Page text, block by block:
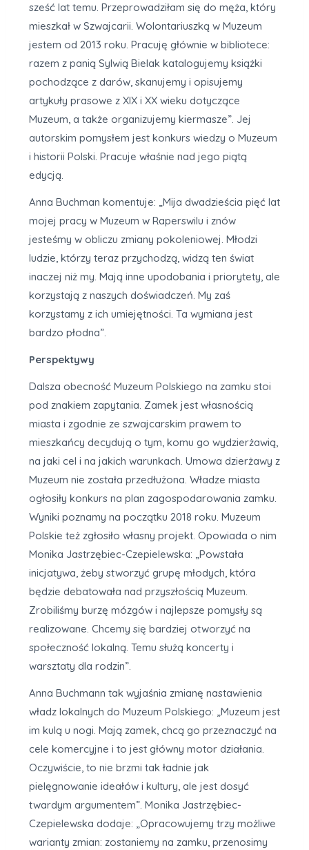
sześć lat temu. Przeprowadziłam się do męża, który
mieszkał w Szwajcarii. Wolontariuszką w Muzeum
jestem od 2013 roku. Pracuję głównie w bibliotece:
razem z panią Sylwią Bielak katalogujemy książki
pochodzące z darów, skanujemy i opisujemy
artykuły prasowe z XIX i XX wieku dotyczące
Muzeum, a także organizujemy kiermasze”. Jej
autorskim pomysłem jest konkurs wiedzy o Muzeum
i historii Polski. Pracuje właśnie nad jego piątą
edycją.
Anna Buchman komentuje: „Mija dwadzieścia pięć lat
mojej pracy w Muzeum w Raperswilu i znów
jesteśmy w obliczu zmiany pokoleniowej. Młodzi
ludzie, którzy teraz przychodzą, widzą ten świat
inaczej niż my. Mają inne upodobania i priorytety, ale
korzystają z naszych doświadczeń. My zaś
korzystamy z ich umiejętności. Ta wymiana jest
bardzo płodna”.
Perspektywy
Dalsza obecność Muzeum Polskiego na zamku stoi
pod znakiem zapytania. Zamek jest własnością
miasta i zgodnie ze szwajcarskim prawem to
mieszkańcy decydują o tym, komu go wydzierżawią,
na jaki cel i na jakich warunkach. Umowa dzierżawy z
Muzeum nie została przedłużona. Władze miasta
ogłosiły konkurs na plan zagospodarowania zamku.
Wyniki poznamy na początku 2018 roku. Muzeum
Polskie też zgłosiło własny projekt. Opowiada o nim
Monika Jastrzębiec-Czepielewska: „Powstała
inicjatywa, żeby stworzyć grupę młodych, która
będzie debatowała nad przyszłością Muzeum.
Zrobiliśmy burzę mózgów i najlepsze pomysły są
realizowane. Chcemy się bardziej otworzyć na
społeczność lokalną. Temu służą koncerty i
warsztaty dla rodzin”.
Anna Buchmann tak wyjaśnia zmianę nastawienia
władz lokalnych do Muzeum Polskiego: „Muzeum jest
im kulą u nogi. Mają zamek, chcą go przeznaczyć na
cele komercyjne i to jest główny motor działania.
Oczywiście, to nie brzmi tak ładnie jak
pielęgnowanie ideałów i kultury, ale jest dosyć
twardym argumentem”. Monika Jastrzębiec-
Czepielewska dodaje: „Opracowujemy trzy możliwe
warianty zmian: zostaniemy na zamku, przenosimy